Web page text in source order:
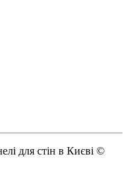
для стін в Києві ©